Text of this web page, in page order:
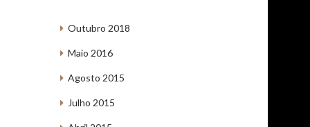
Outubro 2018
Maio 2016
Agosto 2015
Julho 2015